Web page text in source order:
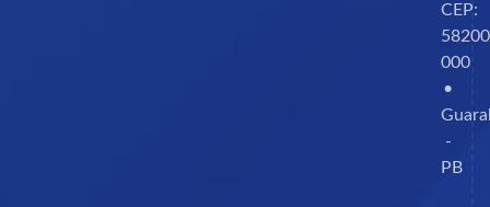
CEP:
000
•
-
PB